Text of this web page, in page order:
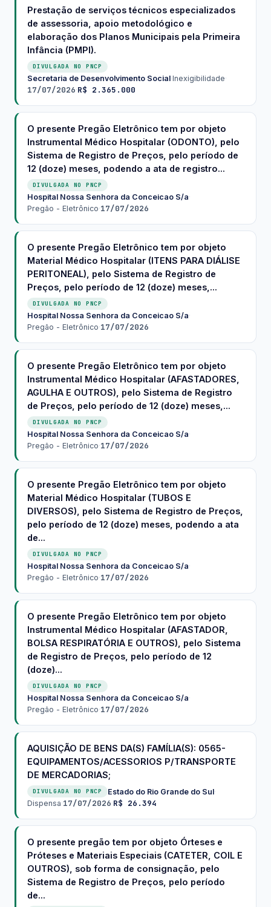
Prestação de serviços técnicos especializados
de assessoria, apoio metodológico e
elaboração dos Planos Municipais pela Primeira
Infância (PMPI).
DIVULGADA NO PNCP
Secretaria de Desenvolvimento Social·Inexigibilidade·
17/07/2026·R$ 2.365.000
O presente Pregão Eletrônico tem por objeto
Instrumental Médico Hospitalar (ODONTO), pelo
Sistema de Registro de Preços, pelo período de
12 (doze) meses, podendo a ata de registro...
DIVULGADA NO PNCP
Hospital Nossa Senhora da Conceicao S/a·
Pregão - Eletrônico·17/07/2026
O presente Pregão Eletrônico tem por objeto
Material Médico Hospitalar (ITENS PARA DIÁLISE
PERITONEAL), pelo Sistema de Registro de
Preços, pelo período de 12 (doze) meses,...
DIVULGADA NO PNCP
Hospital Nossa Senhora da Conceicao S/a·
Pregão - Eletrônico·17/07/2026
O presente Pregão Eletrônico tem por objeto
Instrumental Médico Hospitalar (AFASTADORES,
AGULHA E OUTROS), pelo Sistema de Registro
de Preços, pelo período de 12 (doze) meses,...
DIVULGADA NO PNCP
Hospital Nossa Senhora da Conceicao S/a·
Pregão - Eletrônico·17/07/2026
O presente Pregão Eletrônico tem por objeto
Material Médico Hospitalar (TUBOS E
DIVERSOS), pelo Sistema de Registro de Preços,
pelo período de 12 (doze) meses, podendo a ata
de...
DIVULGADA NO PNCP
Hospital Nossa Senhora da Conceicao S/a·
Pregão - Eletrônico·17/07/2026
O presente Pregão Eletrônico tem por objeto
Instrumental Médico Hospitalar (AFASTADOR,
BOLSA RESPIRATÓRIA E OUTROS), pelo Sistema
de Registro de Preços, pelo período de 12
(doze)...
DIVULGADA NO PNCP
Hospital Nossa Senhora da Conceicao S/a·
Pregão - Eletrônico·17/07/2026
AQUISIÇÃO DE BENS DA(S) FAMÍLIA(S): 0565-
EQUIPAMENTOS/ACESSORIOS P/TRANSPORTE
DE MERCADORIAS;
DIVULGADA NO PNCP Estado do Rio Grande do Sul·
Dispensa·17/07/2026·R$ 26.394
O presente pregão tem por objeto Órteses e
Próteses e Materiais Especiais (CATETER, COIL E
OUTROS), sob forma de consignação, pelo
Sistema de Registro de Preços, pelo período
de...